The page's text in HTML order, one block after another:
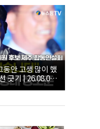
원 후보 제주 합